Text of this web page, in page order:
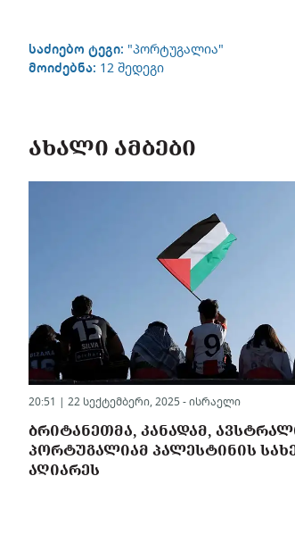
საძიებო ტეგი: "პორტუგალია"
მოიძებნა: 12 შედეგი
ᲐᲮᲐᲚᲘ ᲐᲛᲑᲔᲑᲘ
20:51 | 22 სექტემბერი, 2025 - ისრაელი
ᲑᲠᲘᲢᲐᲜᲔᲗᲛᲐ, ᲙᲐᲜᲐᲓᲐᲛ,
ᲞᲝᲠᲢᲣᲒᲐᲚᲘᲐᲛ ᲞᲐᲚᲔᲡᲢᲘᲜᲘᲡ
ᲐᲦᲘᲐᲠᲔᲡ